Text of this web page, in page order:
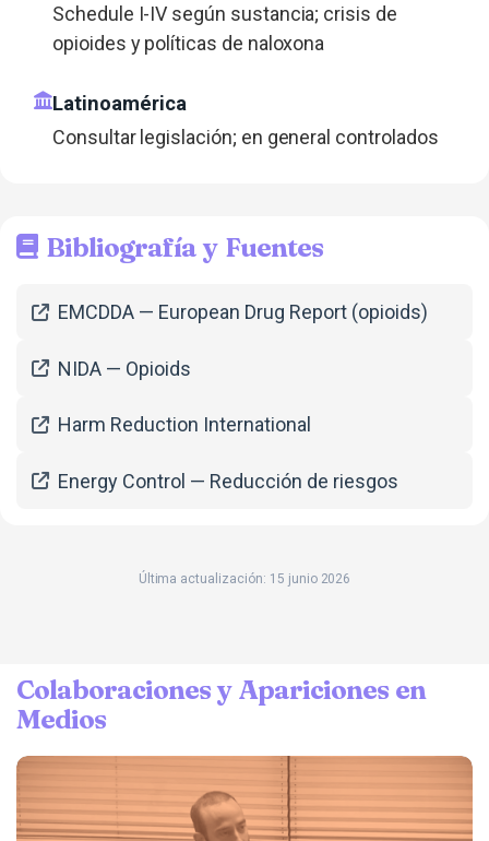
Schedule I-IV según sustancia; crisis de
opioides y políticas de naloxona
Latinoamérica
Consultar legislación; en general controlados
Bibliografía y Fuentes
EMCDDA — European Drug Report (opioids)
NIDA — Opioids
Harm Reduction International
Energy Control — Reducción de riesgos
Última actualización: 15 junio 2026
Colaboraciones y Apariciones en
Medios